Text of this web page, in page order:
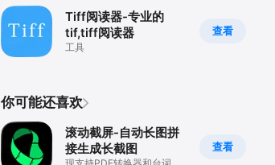
查看
Tiff阅读器-专业的
tif,tiff阅读器
工具
你可能还喜欢
查看
滚动截屏-自动长图拼
接生成长截图